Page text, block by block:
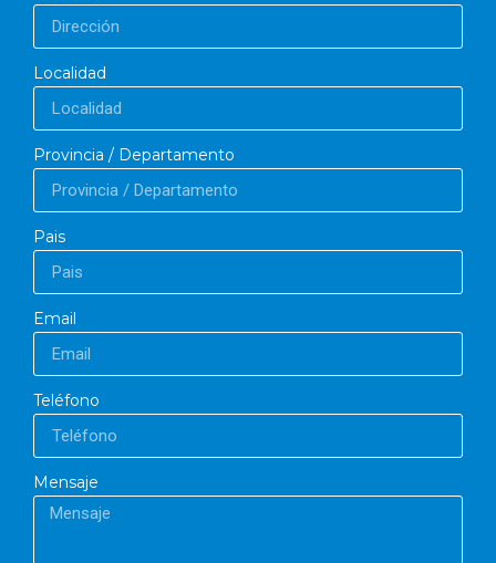
Localidad
Provincia / Departamento
Pais
Email
Teléfono
Mensaje